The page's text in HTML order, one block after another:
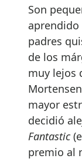
Son
padres
de los
muy lejos
mayor
decidió
Fantastic
premio al